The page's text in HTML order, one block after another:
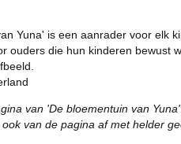
Yuna' is een aanrader voor elk
ouders die hun kinderen bewust
van 'De bloementuin van
van de pagina af met helder